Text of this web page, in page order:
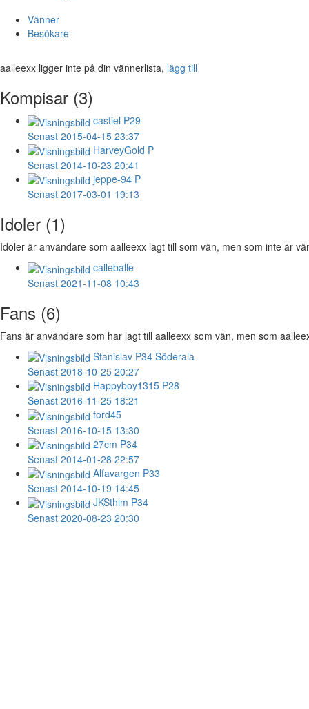
Vänner
Besökare
aalleexx ligger inte på din vännerlista, lägg till
Kompisar (3)
castiel P29
Senast 2015-04-15 23:37
HarveyGold P
Senast 2014-10-23 20:41
jeppe-94 P
Senast 2017-03-01 19:13
Idoler (1)
Idoler är användare som aalleexx lagt till som vän, men som inte är
calleballe
Senast 2021-11-08 10:43
Fans (6)
Fans är användare som har lagt till aalleexx som vän, men som
Stanislav P34 Söderala
Senast 2018-10-25 20:27
Happyboy1315 P28
Senast 2016-11-25 18:21
ford45
Senast 2016-10-15 13:30
27cm P34
Senast 2014-01-28 22:57
Alfavargen P33
Senast 2014-10-19 14:45
JKSthlm P34
Senast 2020-08-23 20:30